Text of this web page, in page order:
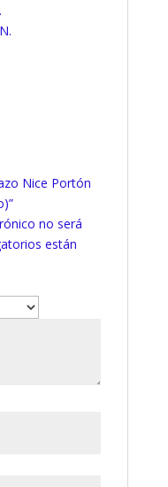
Nice Portón
no será
están